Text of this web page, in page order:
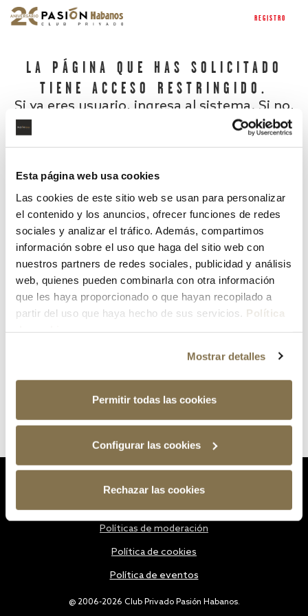
Esta página web usa cookies
Las cookies de este sitio web se usan para personalizar
el contenido y los anuncios, ofrecer funciones de redes
sociales y analizar el tráfico. Además, compartimos
información sobre el uso que haga del sitio web con
nuestros partners de redes sociales, publicidad y análisis
web, quienes pueden combinarla con otra información
que les haya proporcionado o que hayan recopilado a
partir del uso que haya hecho de sus servicios. Política
Mostrar detalles
Permitir todas las cookies
Configurar las cookies
Rechazar las cookies
REGISTRO
LA PÁGINA QUE HAS SOLICITADO
TIENE ACCESO RESTRINGIDO.
Si ya eres usuario, ingresa al sistema. Si no,
¿Has olvidado tu contraseña?
@ 2006-2026 Club Privado Pasión Habanos.
Políticas de moderación
Política de cookies
Política de eventos